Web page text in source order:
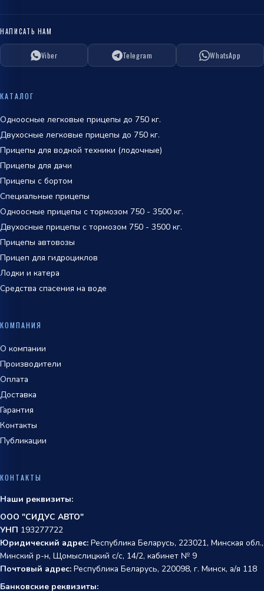
ОТПРАВИТЬ
НАПИСАТЬ НАМ
Viber Telegram WhatsApp
КАТАЛОГ
Одноосные легковые прицепы до 750 кг.
Двухосные легковые прицепы до 750 кг.
Прицепы для водной техники (лодочные)
Прицепы для дачи
Прицепы с бортом
Специальные прицепы
Одноосные прицепы с тормозом 750 - 3500 кг.
Двухосные прицепы с тормозом 750 - 3500 кг.
Прицепы автовозы
Прицеп для гидроциклов
Лодки и катера
Средства спасения на воде
КОМПАНИЯ
О компании
Производители
Оплата
Доставка
Гарантия
Контакты
Публикации
КОНТАКТЫ
Наши реквизиты:
ООО "СИДУС АВТО"
УНП 193277722
Юридический адрес: Республика Беларусь, 223021, Минская обл.,
Минский р-н, Щомыслицкий с/с, 14/2, кабинет № 9
Почтовый адрес: Республика Беларусь, 220098, г. Минск, а/я 118
Банковские реквизиты: